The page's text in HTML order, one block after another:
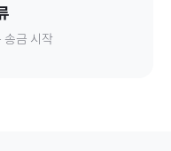
송금 시작